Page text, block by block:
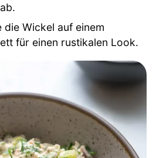
die Wickel auf einem
für einen rustikalen Look.